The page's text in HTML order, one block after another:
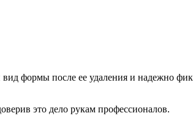
формы после ее удаления и надежно
это дело рукам профессионалов.